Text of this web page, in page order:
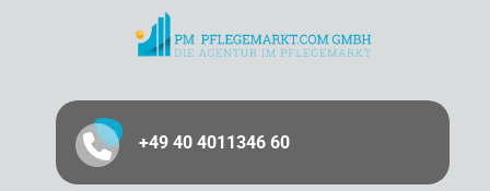
+49 40 4011346 60